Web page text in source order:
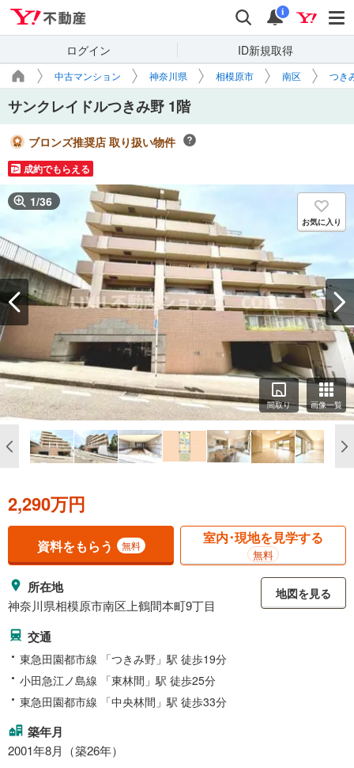
検索 通知
i
ログイン ID新規取得
中古マンション 神奈川県 相模原市 南区 つき
サンクレイドルつきみ野 1階
ブロンズ推奨店 取り扱い物件
成約でもらえる
1/36
お気に入り
間取り 画像一覧
2,290万円
資料をもらう 無料 室内･現地を見学する
無料
所在地
神奈川県相模原市南区上鶴間本町9丁目
地図を見る
交通
東急田園都市線 「つきみ野」駅 徒歩19分
小田急江ノ島線 「東林間」駅 徒歩25分
東急田園都市線 「中央林間」駅 徒歩33分
築年月
2001年8月（築26年）